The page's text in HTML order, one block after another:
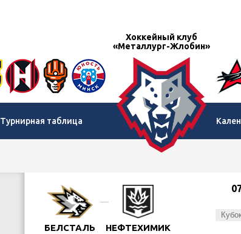
Хоккейный клуб
«Металлург-Жлобин»
Турнирная таблица
БЕЛСТАЛЬ НЕФТЕХИМИК